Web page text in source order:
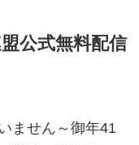
公式無料配信
ません～御年41